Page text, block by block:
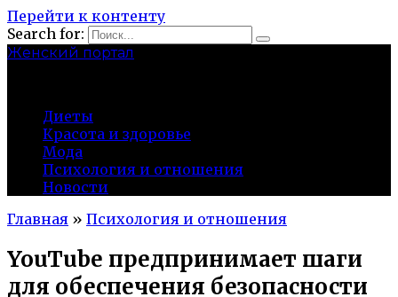
Перейти к контенту
Search for:
Женский портал
Диеты
Красота и здоровье
Мода
Психология и отношения
Новости
Главная » Психология и отношения
YouTube предпринимает шаги
для обеспечения безопасности